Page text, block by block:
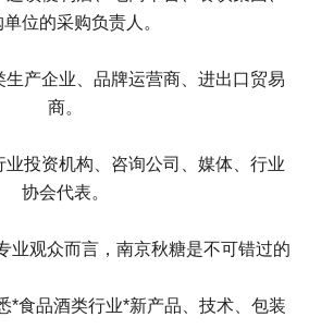
单位的采购负责人。
生产企业、品牌运营商、进出口贸易
商。
业投资机构、咨询公司、媒体、行业
协会代表。
业观众而言，南京秋糖是不可错过的
*食品酒类行业*新产品、技术、包装